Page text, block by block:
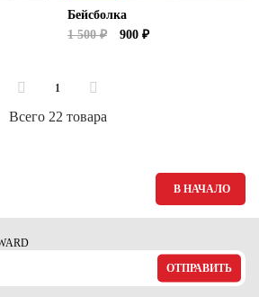
Бейсболка
1 500 ₽
900 ₽
1
Всего 22 товара
В НАЧАЛО
ОТПРАВИТЬ